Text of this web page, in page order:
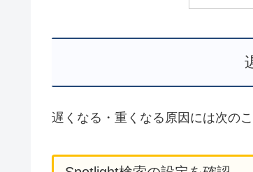
遅くなる・重くなる原因には次の